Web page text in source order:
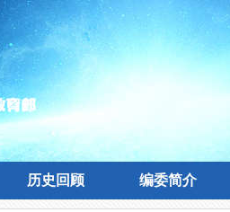
历史回顾 编委简介